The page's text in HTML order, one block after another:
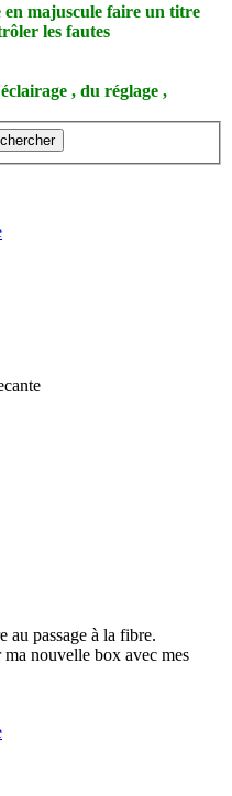
majuscule faire un titre
les fautes
, du réglage ,
au passage à la fibre.
nouvelle box avec mes